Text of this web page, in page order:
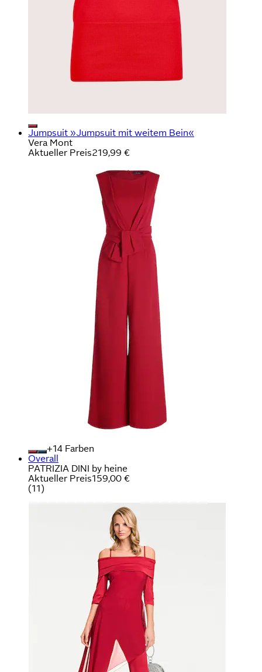
Jumpsuit »Jumpsuit mit weitem Bein«
Vera Mont
Aktueller Preis219,99 €
+
Farben
Overall
PATRIZIA DINI by heine
Aktueller Preis159,00 €
(11)